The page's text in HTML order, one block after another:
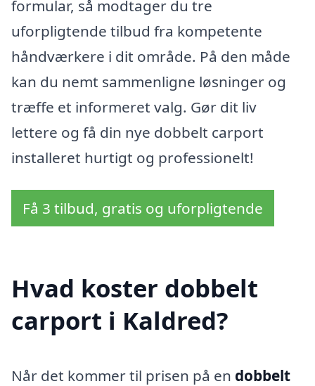
formular, så modtager du tre
uforpligtende tilbud fra kompetente
håndværkere i dit område. På den måde
kan du nemt sammenligne løsninger og
træffe et informeret valg. Gør dit liv
lettere og få din nye dobbelt carport
installeret hurtigt og professionelt!
Få 3 tilbud, gratis og uforpligtende
Hvad koster dobbelt
carport i Kaldred?
Når det kommer til prisen på en dobbelt